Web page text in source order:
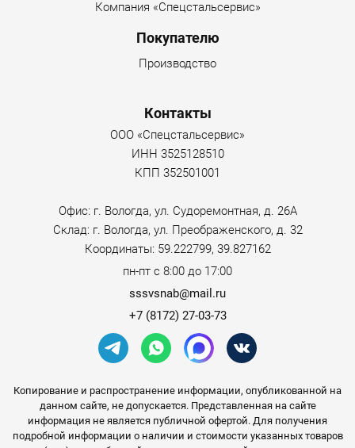
Компания «Спецстальсервис»
Покупателю
Производство
Контакты
ООО «Спецстальсервис»
ИНН 3525128510
КПП 352501001
Офис: г. Вологда, ул. Судоремонтная, д. 26А
Склад: г. Вологда, ул. Преображенского, д. 32
Координаты: 59.222799, 39.827162
пн-пт с 8:00 до 17:00
sssvsnab@mail.ru
+7 (8172) 27-03-73
Копирование и распространение информации, опубликованной на
данном сайте, не допускается. Представленная на сайте
информация не является публичной офертой. Для получения
подробной информации о наличии и стоимости указанных товаров